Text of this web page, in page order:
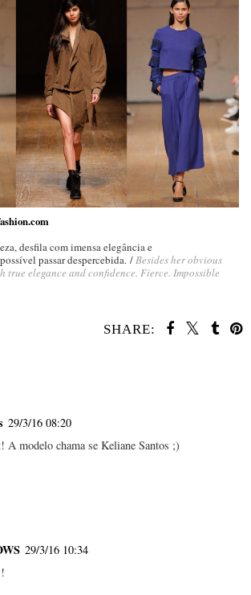
desfila com imensa elegância e
passar despercebida. /Besides her obvious
true elegance and confidence. Fierce. Impossible
SHARE:
29/3/16 08:20
A modelo chama se Keliane Santos ;)
29/3/16 10:34